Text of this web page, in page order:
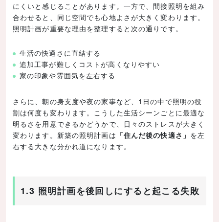
にくいと感じることがあります。一方で、間接照明を組み
合わせると、同じ空間でも心地よさが大きく変わります。
照明計画が重要な理由を整理すると次の通りです。
生活の快適さに直結する
追加工事が難しくコストが高くなりやすい
家の印象や雰囲気を左右する
さらに、朝の身支度や夜の家事など、1日の中で照明の役
割は何度も変わります。こうした生活シーンごとに最適な
明るさを用意できるかどうかで、日々のストレスが大きく
変わります。新築の照明計画は 「住んだ後の快適さ」 を左
右する大きな分かれ道になります。
1.3 照明計画を後回しにすると起こる失敗